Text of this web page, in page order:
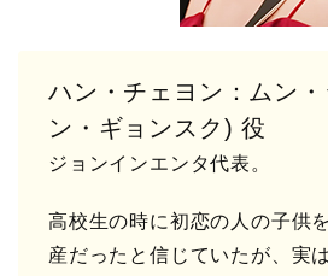
ハン・チェヨン：ムン
ン・ギョンスク) 役
ジョンインエンタ代表。
高校生の時に初恋の人の子供
産だったと信じていたが、実